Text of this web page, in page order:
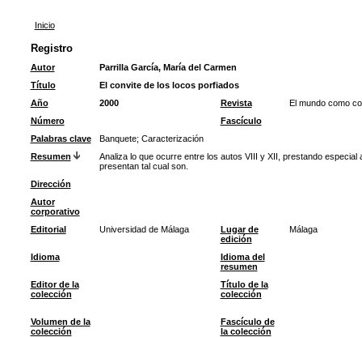
Inicio
Registro
Autor
Parrilla García, María del Carmen
Título
El convite de los locos porfiados
Año
2000 Revista
El mundo como
Número
Fascículo
Palabras clave
Banquete; Caracterización
Resumen
Analiza lo que ocurre entre los autos VIII y XII, prestando
presentan tal cual son.
Dirección
Autor
corporativo
Editorial
Universidad de Málaga
Lugar de
edición
Málaga
Idioma
Idioma del
resumen
Editor de la
colección
Título de la
colección
Volumen de la
colección
Fascículo de
la colección